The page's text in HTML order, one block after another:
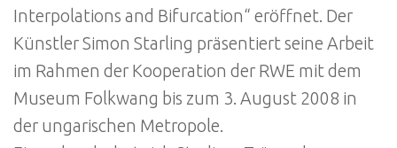
Interpolations and Bifurcation“ eröffnet. Der
Künstler Simon Starling präsentiert seine Arbeit
im Rahmen der Kooperation der RWE mit dem
Museum Folkwang bis zum 3. August 2008 in
der ungarischen Metropole.